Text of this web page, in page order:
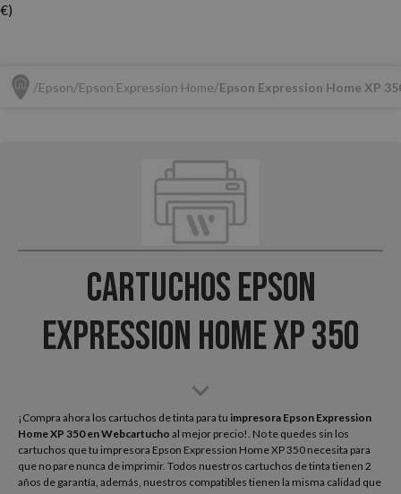
€)
Epson Epson Expression Home Epson Expression Home XP
Cartuchos Epson
Expression Home XP 350
¡Compra ahora los cartuchos de tinta para tu impresora Epson Expression
Home XP 350 en Webcartucho al mejor precio!. No te quedes sin los
cartuchos que tu impresora Epson Expression Home XP 350 necesita para
que no pare nunca de imprimir. Todos nuestros cartuchos de tinta tienen 2
años de garantía, además, nuestros compatibles tienen la misma calidad que